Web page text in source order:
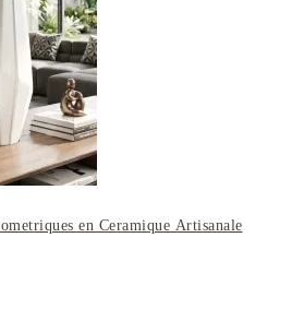
en Ceramique Artisanale